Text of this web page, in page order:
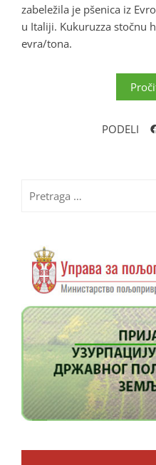
zabeležila je pšenica iz
u Italiji. Kukuruzza stočnu
evra/tona.
PODELI
za: